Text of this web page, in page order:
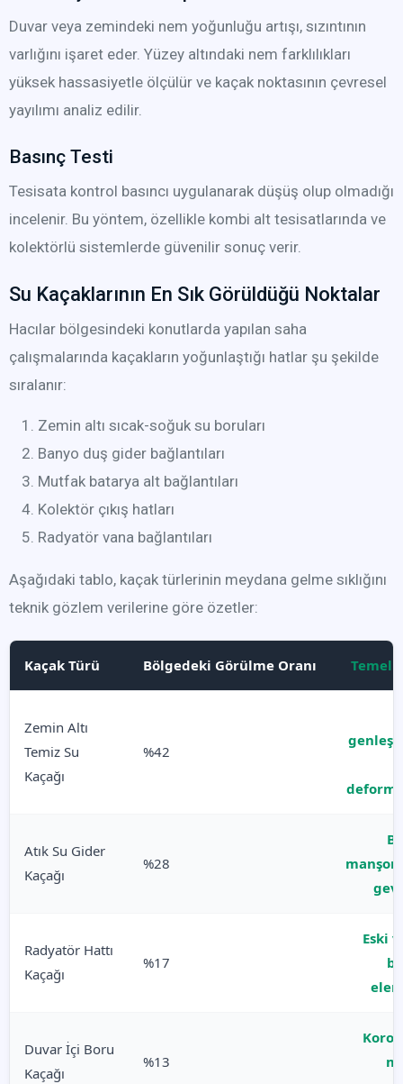
Duvar veya zemindeki nem yoğunluğu artışı, sızıntının
varlığını işaret eder. Yüzey altındaki nem farklılıkları
yüksek hassasiyetle ölçülür ve kaçak noktasının çevresel
yayılımı analiz edilir.
Basınç Testi
Tesisata kontrol basıncı uygulanarak düşüş olup olmadığı
incelenir. Bu yöntem, özellikle kombi alt tesisatlarında ve
kolektörlü sistemlerde güvenilir sonuç verir.
Su Kaçaklarının En Sık Görüldüğü Noktalar
Hacılar bölgesindeki konutlarda yapılan saha
çalışmalarında kaçakların yoğunlaştığı hatlar şu şekilde
sıralanır:
Zemin altı sıcak-soğuk su boruları
Banyo duş gider bağlantıları
Mutfak batarya alt bağlantıları
Kolektör çıkış hatları
Radyatör vana bağlantıları
Aşağıdaki tablo, kaçak türlerinin meydana gelme sıklığını
teknik gözlem verilerine göre özetler:
Kaçak Türü Bölgedeki Görülme Oranı Temel
Zemin Altı
Temiz Su
Kaçağı
%42
Atık Su Gider
Kaçağı
%28
Radyatör Hattı
Kaçağı
%17
Eski
Duvar İçi Boru
Kaçağı
%13